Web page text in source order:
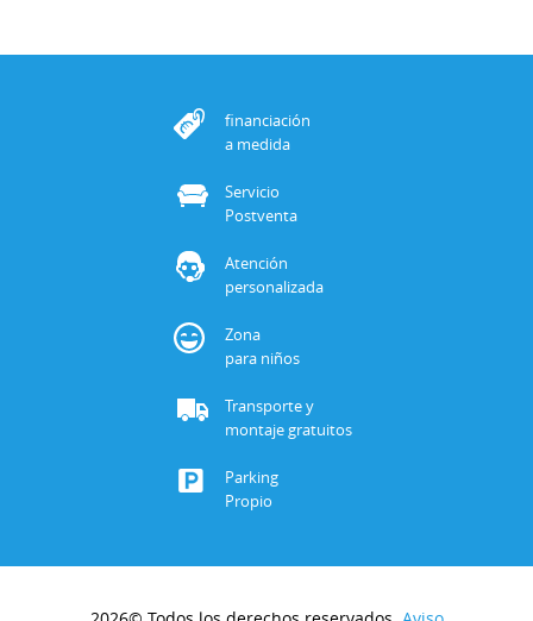
financiación
a medida
Servicio
Postventa
Atención
personalizada
Zona
para niños
Transporte y
montaje gratuitos
Parking
Propio